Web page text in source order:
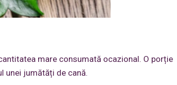
mare consumată ocazional. O porție
unei jumătăți de cană.